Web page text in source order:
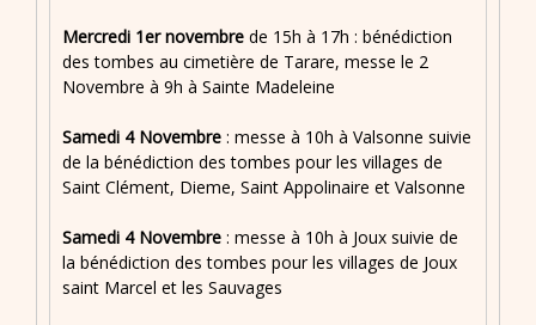
Mercredi 1er novembre de 15h à 17h : bénédiction
des tombes au cimetière de Tarare, messe le 2
Novembre à 9h à Sainte Madeleine
Samedi 4 Novembre : messe à 10h à Valsonne suivie
de la bénédiction des tombes pour les villages de
Saint Clément, Dieme, Saint Appolinaire et Valsonne
Samedi 4 Novembre : messe à 10h à Joux suivie de
la bénédiction des tombes pour les villages de Joux
saint Marcel et les Sauvages